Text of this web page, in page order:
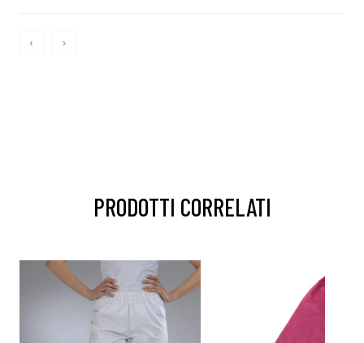
‹ ›
PRODOTTI CORRELATI